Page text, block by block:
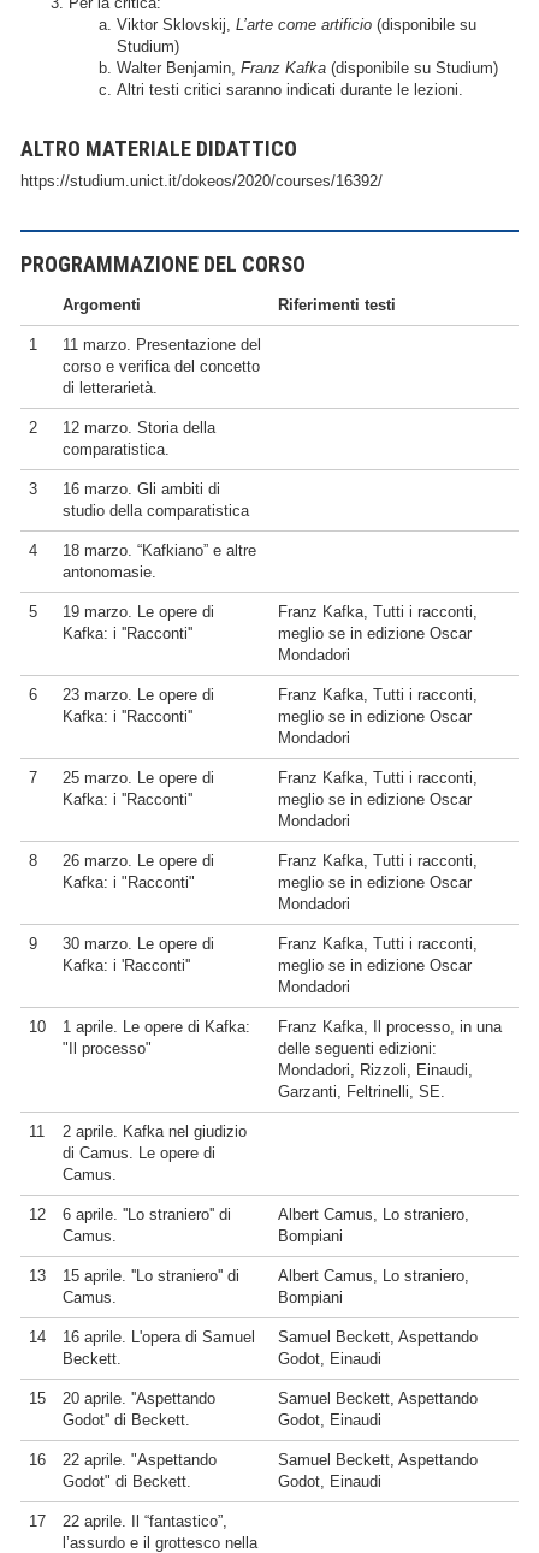
Viktor Sklovskij, L’arte come artificio (disponibile su
Studium)
Walter Benjamin, Franz Kafka (disponibile su Studium)
Altri testi critici saranno indicati durante le lezioni.
ALTRO MATERIALE DIDATTICO
https://studium.unict.it/dokeos/2020/courses/16392/
PROGRAMMAZIONE DEL CORSO
Argomenti Riferimenti testi
1
11 marzo. Presentazione del
corso e verifica del concetto
di letterarietà.
2
12 marzo. Storia della
comparatistica.
3
16 marzo. Gli ambiti di
studio della comparatistica
4
18 marzo. “Kafkiano” e altre
antonomasie.
5
19 marzo. Le opere di
Kafka: i ''Racconti''
Franz Kafka, Tutti i racconti,
meglio se in edizione Oscar
Mondadori
6
23 marzo. Le opere di
Kafka: i ''Racconti''
Franz Kafka, Tutti i racconti,
meglio se in edizione Oscar
Mondadori
7
25 marzo. Le opere di
Kafka: i ''Racconti''
Franz Kafka, Tutti i racconti,
meglio se in edizione Oscar
Mondadori
8
26 marzo. Le opere di
Kafka: i "Racconti"
Franz Kafka, Tutti i racconti,
meglio se in edizione Oscar
Mondadori
9
30 marzo. Le opere di
Kafka: i 'Racconti''
Franz Kafka, Tutti i racconti,
meglio se in edizione Oscar
Mondadori
10
1 aprile. Le opere di Kafka:
"Il processo"
Franz Kafka, Il processo, in una
delle seguenti edizioni:
Mondadori, Rizzoli, Einaudi,
Garzanti, Feltrinelli, SE.
11
2 aprile. Kafka nel giudizio
di Camus. Le opere di
Camus.
12
6 aprile. ''Lo straniero'' di
Camus.
Albert Camus, Lo straniero,
Bompiani
13
15 aprile. ''Lo straniero'' di
Camus.
Albert Camus, Lo straniero,
Bompiani
14
16 aprile. L'opera di Samuel
Beckett.
Samuel Beckett, Aspettando
Godot, Einaudi
15
20 aprile. ''Aspettando
Godot'' di Beckett.
Samuel Beckett, Aspettando
Godot, Einaudi
16
22 aprile. "Aspettando
Godot" di Beckett.
Samuel Beckett, Aspettando
Godot, Einaudi
17
22 aprile. Il “fantastico”,
l’assurdo e il grottesco nella